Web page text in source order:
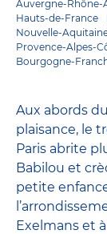
Auvergne-Rhône-
Hauts-de-France
Nouvelle-
Provence-Alpes-
Bourgogne-
Aux abords
plaisance, le
Paris abrite
Babilou et
petite
Exelmans et